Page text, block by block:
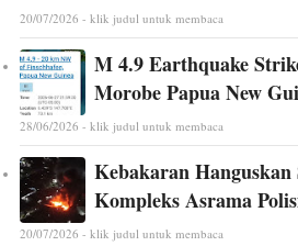
20/07/2026 - klik judul untuk membaca
M 4.9 Earthquake
Morobe Papua New
28/06/2026 - klik judul untuk membaca
Kebakaran
Kompleks Asrama
20/07/2026 - klik judul untuk membaca